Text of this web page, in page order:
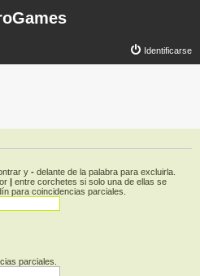
Identificarse
y - delante de la palabra para excluirla.
| entre corchetes si solo una de ellas se
para coincidencias parciales.
parciales.